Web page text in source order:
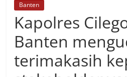
Banten
Kapolres
Banten
terimakasih